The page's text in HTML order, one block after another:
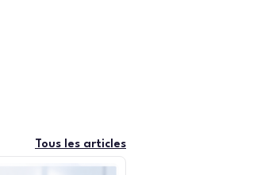
Tous les articles